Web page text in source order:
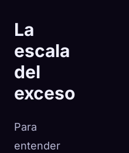
La
escala
del
exceso
Para
entender